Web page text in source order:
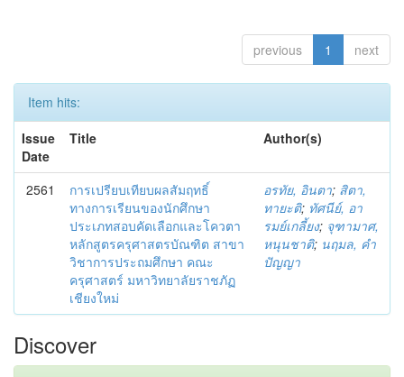
previous 1 next
Item hits:
Issue
Date
Title Author(s)
2561
การเปรียบเทียบผลสัมฤทธิ์
ทางการเรียนของนักศึกษา
ประเภทสอบคัดเลือกและโควตา
หลักสูตรครุศาสตรบัณฑิต สาขา
วิชาการประถมศึกษา คณะ
ครุศาสตร์ มหาวิทยาลัยราชภัฏ
เชียงใหม่
อรทัย, อินตา; สิตา,
ทายะติ; ทัศนีย์, อา
รมย์เกลี้ยง; จุฑามาศ,
หนุนชาติ; นฤมล, คำ
ปัญญา
Discover